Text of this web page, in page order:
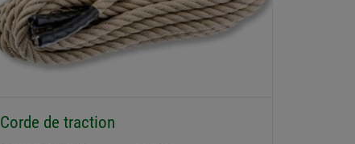
Corde de traction